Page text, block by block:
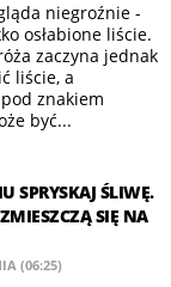
niegroźnie -
osłabione liście.
zaczyna jednak
liście, a
znakiem
być...
SPRYSKAJ ŚLIWĘ.
SIĘ NA
(06:25)